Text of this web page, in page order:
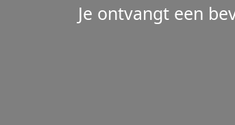
Je ontvangt een